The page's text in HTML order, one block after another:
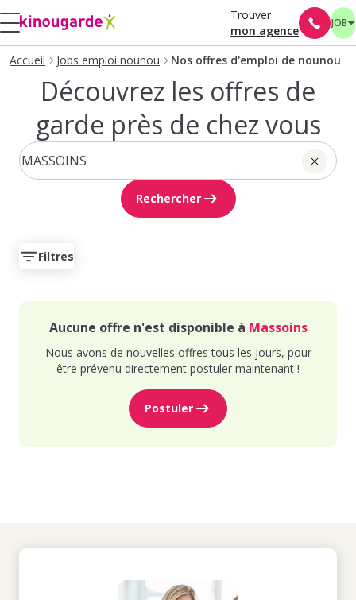
Trouver
mon agence
JOB
Accueil Jobs emploi nounou Nos offres d'emploi de nounou
Découvrez les offres de
garde près de chez vous
Rechercher
Filtres
Aucune offre n'est disponible à Massoins
Nous avons de nouvelles offres tous les jours, pour
être prévenu directement postuler maintenant !
Postuler